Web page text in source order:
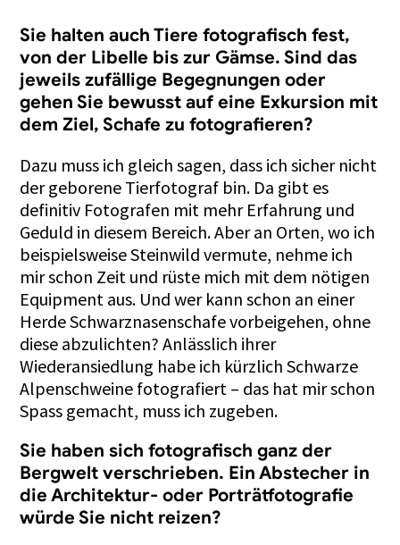
Sie halten auch Tiere fotografisch fest,
von der Libelle bis zur Gämse. Sind das
jeweils zufällige Begegnungen oder
gehen Sie bewusst auf eine Exkursion mit
dem Ziel, Schafe zu fotografieren?
Dazu muss ich gleich sagen, dass ich sicher nicht
der geborene Tierfotograf bin. Da gibt es
definitiv Fotografen mit mehr Erfahrung und
Geduld in diesem Bereich. Aber an Orten, wo ich
beispielsweise Steinwild vermute, nehme ich
mir schon Zeit und rüste mich mit dem nötigen
Equipment aus. Und wer kann schon an einer
Herde Schwarznasenschafe vorbeigehen, ohne
diese abzulichten? Anlässlich ihrer
Wiederansiedlung habe ich kürzlich Schwarze
Alpenschweine fotografiert – das hat mir schon
Spass gemacht, muss ich zugeben.
Sie haben sich fotografisch ganz der
Bergwelt verschrieben. Ein Abstecher in
die Architektur- oder Porträtfotografie
würde Sie nicht reizen?